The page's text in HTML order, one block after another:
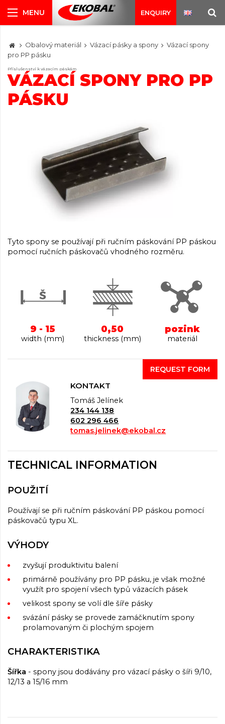
ENQUIRY
Obalový materiál Vázací pásky a spony
Vázací spony
pro PP pásku
Příslušenství k vázacím páskám
VÁZACÍ SPONY PRO PP
PÁSKU
Tyto spony se používají při ručním páskování PP páskou
pomocí ručních páskovačů vhodného rozměru.
9 - 15
width (mm)
0,50
thickness (mm)
pozink
materiál
REQUEST FORM
KONTAKT
Tomáš Jelínek
234 144 138
602 296 466
tomas.jelinek@ekobal.cz
TECHNICAL INFORMATION
POUŽITÍ
Používají se při ručním páskování PP páskou pomocí
páskovačů typu XL.
VÝHODY
zvyšují produktivitu balení
primárně používány pro PP pásku, je však možné
využít pro spojení všech typů vázacích pásek
velikost spony se volí dle šíře pásky
svázání pásky se provede zamáčknutím spony
prolamovaným či plochým spojem
CHARAKTERISTIKA
Šířka - spony jsou dodávány pro vázací pásky o šíři 9/10,
12/13 a 15/16 mm